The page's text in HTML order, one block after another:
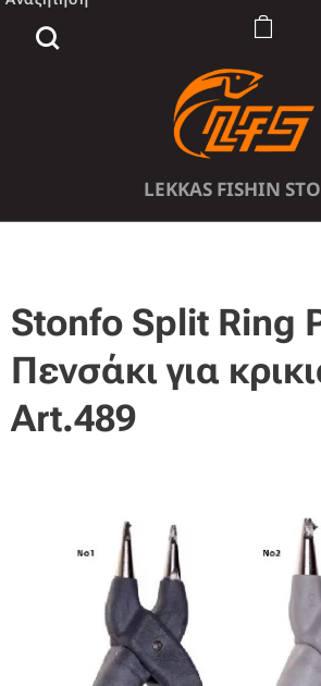
LEKKAS FISHIN
Stonfo Split Ring
Πενσάκι για
Art.489